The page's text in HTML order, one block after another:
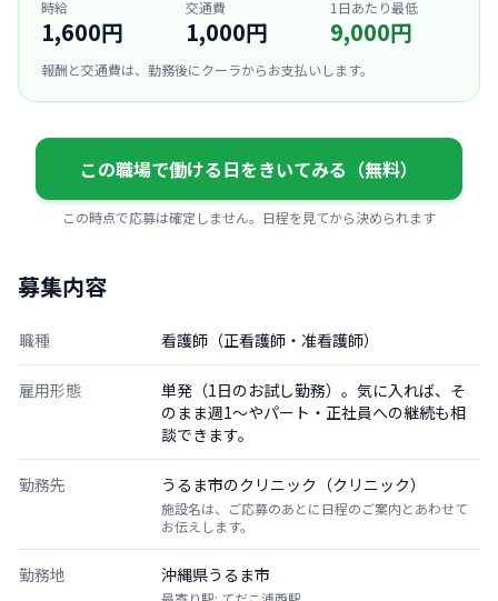
時給
1,600円
交通費
1,000円
1日あたり最低
9,000円
報酬と交通費は、勤務後にクーラからお支払いします。
この職場で働ける日をきいてみる（無料）
この時点で応募は確定しません。日程を見てから決められます
募集内容
職種 看護師（正看護師・准看護師）
雇用形態
単発（1日のお試し勤務）。気に入れば、そ
のまま週1〜やパート・正社員への継続も相
談できます。
勤務先 うるま市のクリニック（クリニック）
施設名は、ご応募のあとに日程のご案内とあわせて
お伝えします。
勤務地 沖縄県うるま市